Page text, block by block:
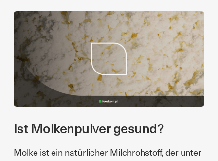
Ist Molkenpulver gesund?
Molke ist ein natürlicher Milchrohstoff, der unter